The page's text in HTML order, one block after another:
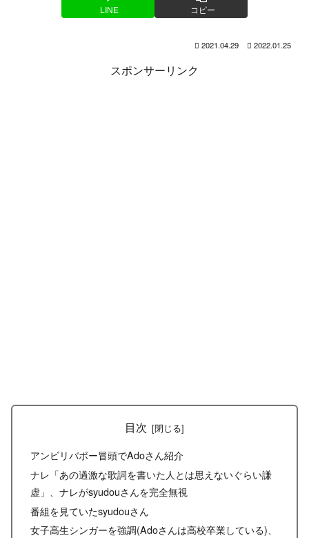
LINE コピー
2021.04.29 2022.01.25
スポンサーリンク
目次
アンビリバボー冒頭でAdoさん紹介
ナレ「あの過激な歌詞を書いた人とは思えないぐらい謙
虚」、ナレがsyudouさんを完全無視
番組を見ていたsyudouさん
女子高生シンガーを強調(Adoさんは高校卒業している)、